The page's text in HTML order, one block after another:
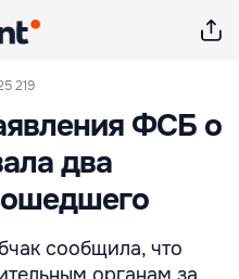
219
ФСБ о
два
сообщила, что